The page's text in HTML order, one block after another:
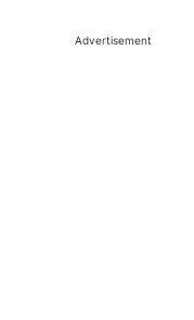
Advertisement